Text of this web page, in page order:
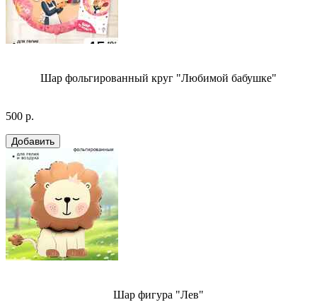
Шар фольгированный круг "Любимой бабушке"
500 р.
Шар фигура "Лев"